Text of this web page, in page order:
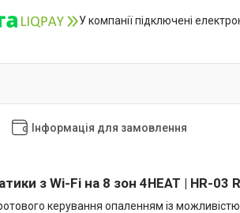
У компанії підключені
Інформація для замовлення
з Wi-Fi на 8 зон 4HEAT | HR-03
керування опаленням із